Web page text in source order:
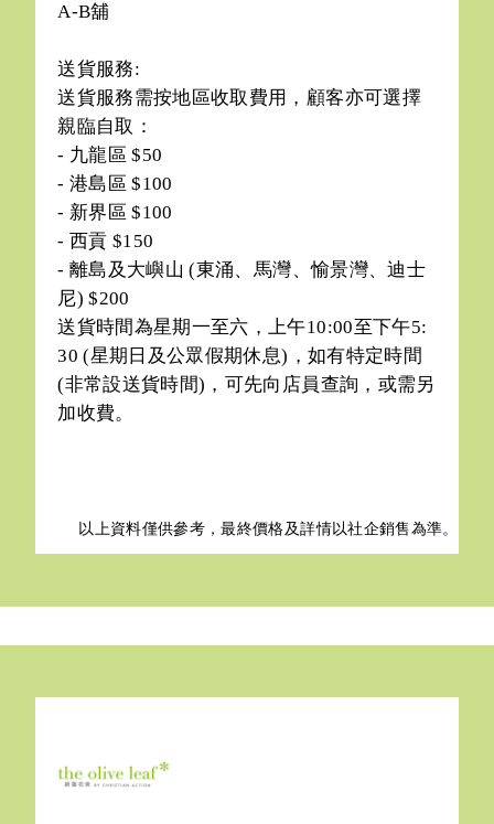
A-B舖
送貨服務:
送貨服務需按地區收取費用，顧客亦可選擇
親臨自取：
- 九龍區 $50
- 港島區 $100
- 新界區 $100
- 西貢 $150
- 離島及大嶼山 (東涌、馬灣、愉景灣、迪士
尼) $200
送貨時間為星期一至六，上午10:00至下午5:
30 (星期日及公眾假期休息)，如有特定時間
(非常設送貨時間)，可先向店員查詢，或需另
加收費。
以上資料僅供參考，最終價格及詳情以社企銷售為準。